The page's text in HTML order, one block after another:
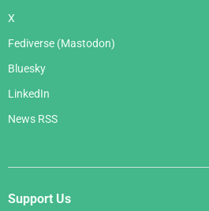
X
Fediverse (Mastodon)
Bluesky
LinkedIn
News RSS
Support Us